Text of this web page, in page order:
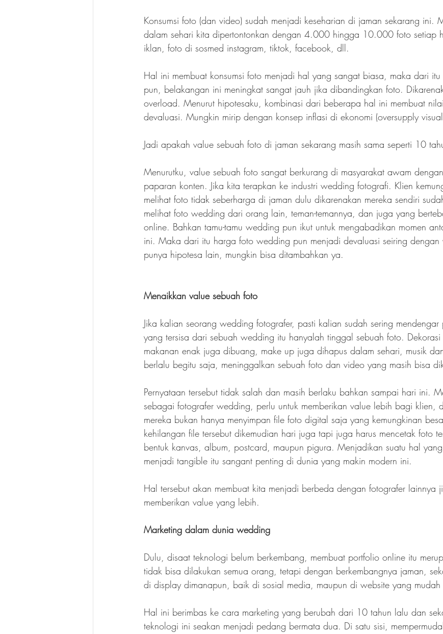
Konsumsi foto (dan video) sudah menjadi keseharian di jaman sekarang ini.
dalam sehari kita dipertontonkan dengan 4.000 hingga 10.000 foto setiap
iklan, foto di sosmed instagram, tiktok, facebook, dll.
Hal ini membuat konsumsi foto menjadi hal yang sangat biasa, maka dari
pun, belakangan ini meningkat sangat jauh jika dibandingkan foto.
overload. Menurut hipotesaku, kombinasi dari beberapa hal ini membuat nilai
devaluasi. Mungkin mirip dengan konsep inflasi di ekonomi (oversupply
Jadi apakah value sebuah foto di jaman sekarang masih sama seperti 10
Menurutku, value sebuah foto sangat berkurang di masyarakat awam
paparan konten. Jika kita terapkan ke industri wedding fotografi. Klien
melihat foto tidak seberharga di jaman dulu dikarenakan mereka sendiri
melihat foto wedding dari orang lain, teman-temannya, dan juga yang
online. Bahkan tamu-tamu wedding pun ikut untuk mengabadikan momen
ini. Maka dari itu harga foto wedding pun menjadi devaluasi seiring dengan
punya hipotesa lain, mungkin bisa ditambahkan ya.
Menaikkan value sebuah foto
Jika kalian seorang wedding fotografer, pasti kalian sudah sering mendengar
yang tersisa dari sebuah wedding itu hanyalah tinggal sebuah foto. Dekorasi
makanan enak juga dibuang, make up juga dihapus dalam sehari, musik
berlalu begitu saja, meninggalkan sebuah foto dan video yang masih bisa
Pernyataan tersebut tidak salah dan masih berlaku bahkan sampai hari ini.
sebagai fotografer wedding, perlu untuk memberikan value lebih bagi klien,
mereka bukan hanya menyimpan file foto digital saja yang kemungkinan
kehilangan file tersebut dikemudian hari juga tapi juga harus mencetak foto
bentuk kanvas, album, postcard, maupun pigura. Menjadikan suatu hal
menjadi tangible itu sangant penting di dunia yang makin modern ini.
Hal tersebut akan membuat kita menjadi berbeda dengan fotografer lainnya
memberikan value yang lebih.
Marketing dalam dunia wedding
Dulu, disaat teknologi belum berkembang, membuat portfolio online itu
tidak bisa dilakukan semua orang, tetapi dengan berkembangnya jaman,
di display dimanapun, baik di sosial media, maupun di website yang
Hal ini berimbas ke cara marketing yang berubah dari 10 tahun lalu dan
teknologi ini seakan menjadi pedang bermata dua. Di satu sisi,